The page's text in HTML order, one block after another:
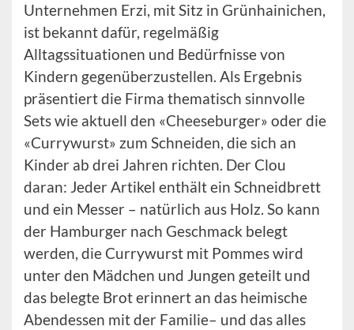
Unternehmen Erzi, mit Sitz in Grünhainichen,
ist bekannt dafür, regelmäßig
Alltagssituationen und Bedürfnisse von
Kindern gegenüberzustellen. Als Ergebnis
präsentiert die Firma thematisch sinnvolle
Sets wie aktuell den «Cheeseburger» oder die
«Currywurst» zum Schneiden, die sich an
Kinder ab drei Jahren richten. Der Clou
daran: Jeder Artikel enthält ein Schneidbrett
und ein Messer – natürlich aus Holz. So kann
der Hamburger nach Geschmack belegt
werden, die Currywurst mit Pommes wird
unter den Mädchen und Jungen geteilt und
das belegte Brot erinnert an das heimische
Abendessen mit der Familie– und das alles